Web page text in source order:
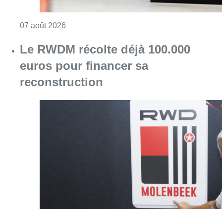
07 août 2026
Le RWDM récolte déjà 100.000
euros pour financer sa
reconstruction